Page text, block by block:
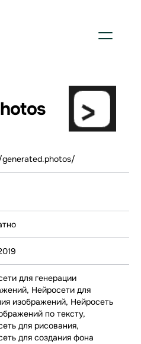
для генерации
Нейросети для
изображений, Нейросеть
по тексту,
для рисования,
для создания фона